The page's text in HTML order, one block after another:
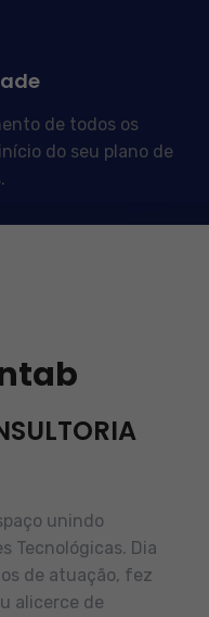
de todos os
do seu plano de
unindo
Tecnológicas. Dia
de atuação, fez
alicerce de